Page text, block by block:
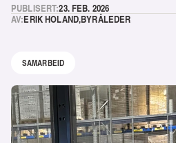
PUBLISERT:23. FEB. 2026
AV:ERIK HOLAND,BYRÅLEDER
SAMARBEID